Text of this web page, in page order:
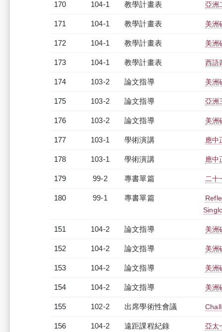
170 104-1 教學計畫表 亞洲
171 104-1 教學計畫表 美洲
172 104-1 教學計畫表 美洲
173 104-1 教學計畫表 西語
174 103-2 論文指導 美洲
175 103-2 論文指導 亞洲
176 103-2 論文指導 美洲
177 103-1 學術演講 應中
178 103-1 學術演講 應中
179 99-2 專書單篇 二十
180 99-1 專書單篇
151 104-2 論文指導 美洲
152 104-2 論文指導 美洲
153 104-2 論文指導 美洲
154 104-2 論文指導 美洲
155 102-2 出席學術性會議
156 104-2 遠距課程紀錄 亞太